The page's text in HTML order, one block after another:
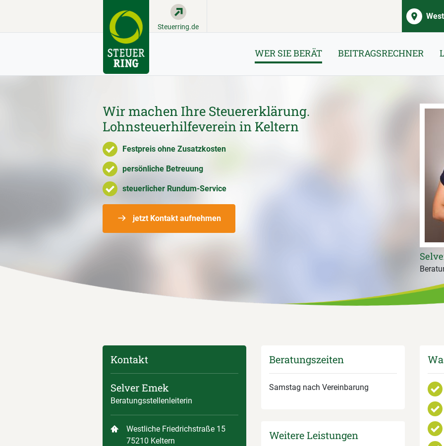
Steuerring.de
WER SIE BERÄT BEITRAGSRECHNER
Wir machen Ihre Steuererklärung.
Lohnsteuerhilfeverein in Keltern
Festpreis ohne Zusatzkosten
persönliche Betreuung
steuerlicher Rundum-Service
jetzt Kontakt aufnehmen
Kontakt
Selver Emek
Beratungsstellenleiterin
Westliche Friedrichstraße 15
75210 Keltern
Beratungszeiten
Samstag nach Vereinbarung
Weitere Leistungen